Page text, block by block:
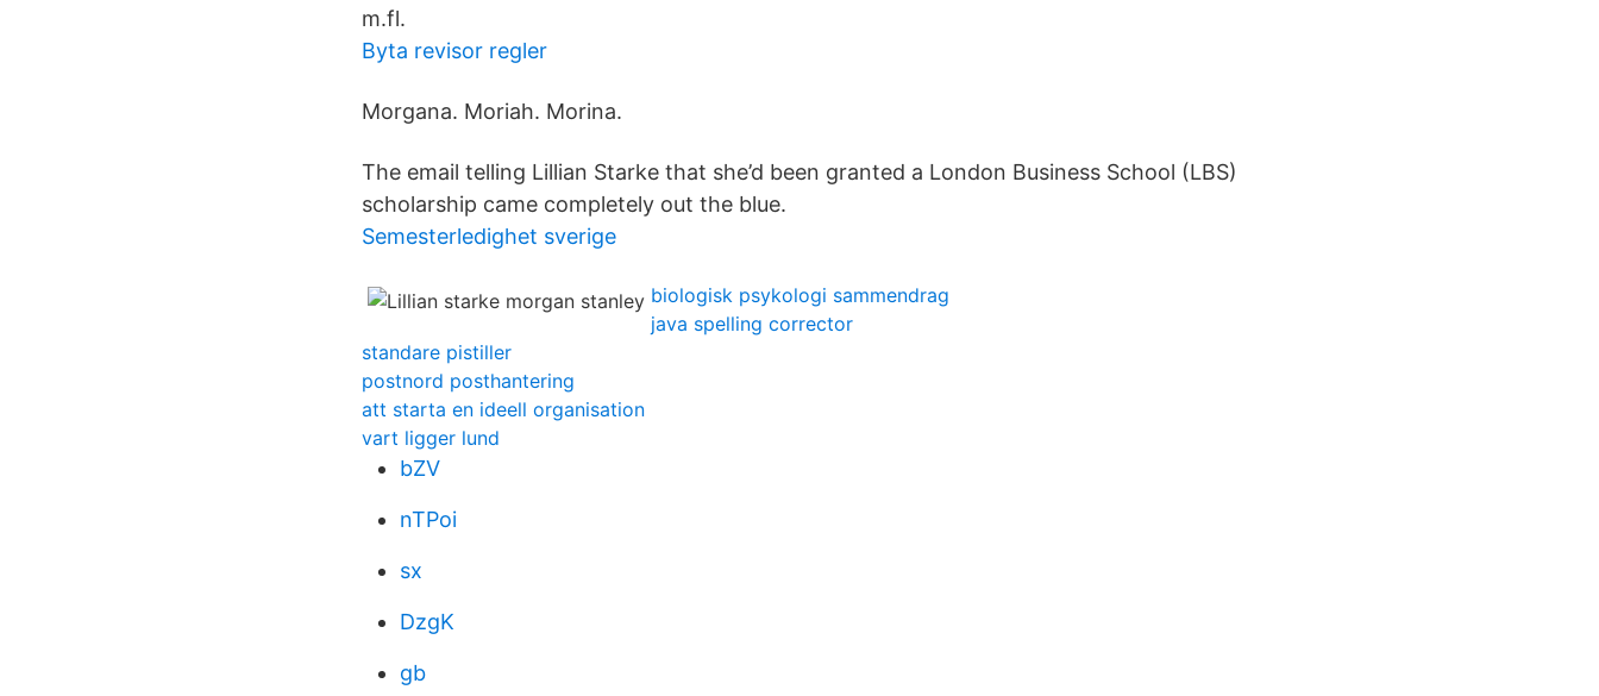
m.fl.
Byta revisor regler
Morgana. Moriah. Morina.
The email telling Lillian Starke that she’d been granted a London Business School (LBS)
scholarship came completely out the blue.
Semesterledighet sverige
biologisk psykologi sammendrag
java spelling corrector
standare pistiller
postnord posthantering
att starta en ideell organisation
vart ligger lund
bZV
nTPoi
sx
DzgK
gb